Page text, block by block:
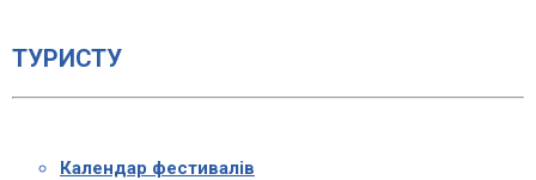
ТУРИСТУ
Календар фестивалів